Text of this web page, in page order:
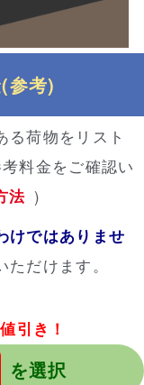
参考)
る荷物をリスト
料金をご確認い
法 )
けではありませ
だけます。
引き！
を選択